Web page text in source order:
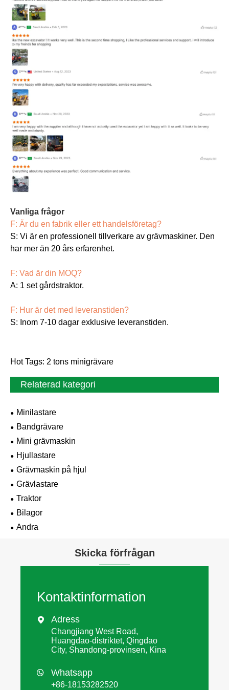
Vanliga frågor
F: Är du en fabrik eller ett handelsföretag?
S: Vi är en professionell tillverkare av grävmaskiner. Den
har mer än 20 års erfarenhet.
F: Vad är din MOQ?
A: 1 set gårdstraktor.
F: Hur är det med leveranstiden?
S: Inom 7-10 dagar exklusive leveranstiden.
Hot Tags: 2 tons minigrävare
Relaterad kategori
Minilastare
Bandgrävare
Mini grävmaskin
Hjullastare
Grävmaskin på hjul
Grävlastare
Traktor
Bilagor
Andra
Skicka förfrågan
Kontaktinformation
 Adress
Changjiang West Road,
Huangdao-distriktet, Qingdao
City, Shandong-provinsen, Kina
 Whatsapp
+86-18153282520